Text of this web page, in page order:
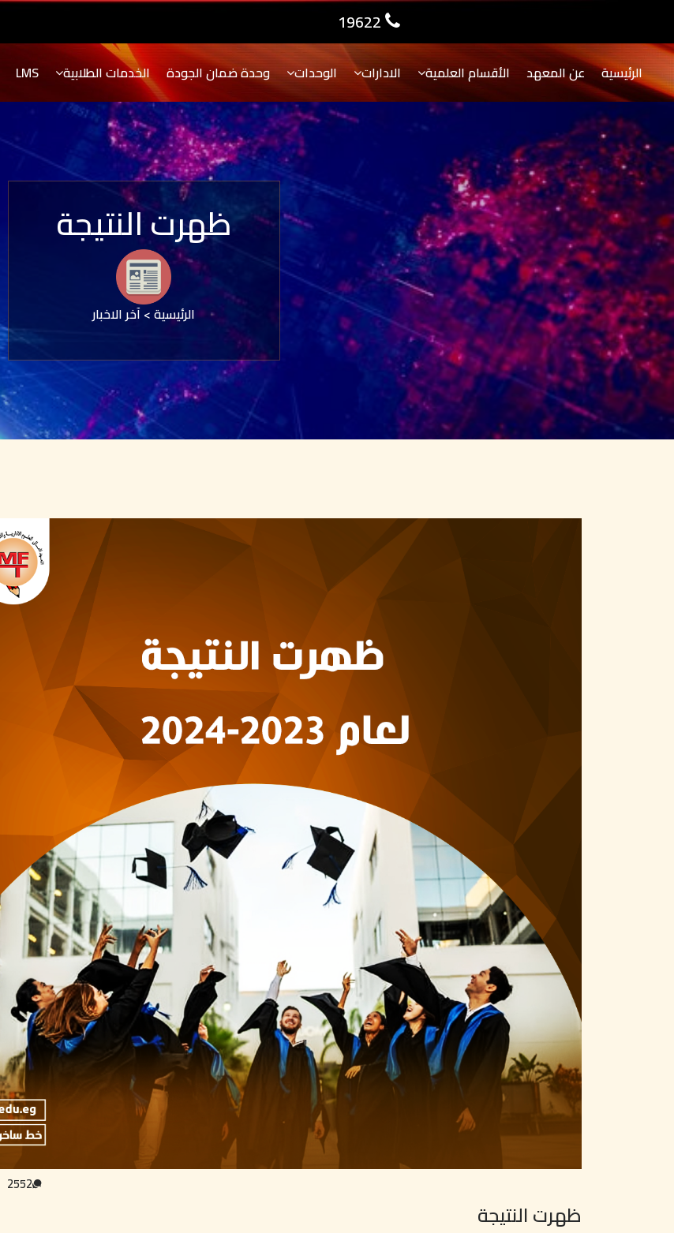
19622
الرئيسية عن المعهد الأقسام العلمية الادارات الوحدات وحدة ضمان الجودة الخدمات الطلابية LMS
ظهرت النتيجة
الرئيسية>آخر الاخبار
2552
ظهرت النتيجة